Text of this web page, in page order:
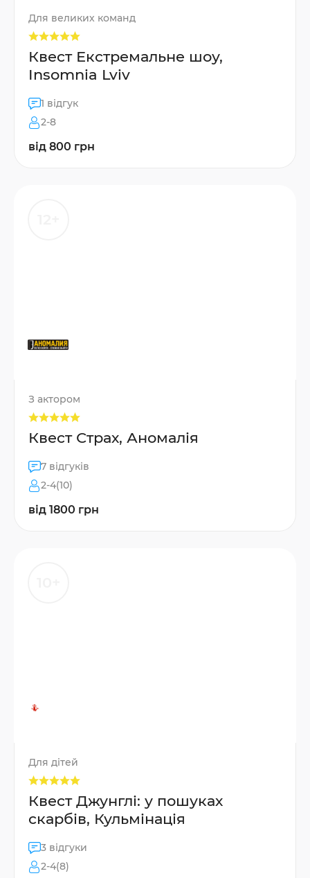
Для великих команд
Квест Екстремальне шоу,
Insomnia Lviv
1 відгук
2-8
від 800 грн
З актором
Квест Страх, Аномалія
7 відгуків
2-4(10)
від 1800 грн
Для дітей
Квест Джунглі: у пошуках
скарбів, Кульмінація
3 відгуки
2-4(8)